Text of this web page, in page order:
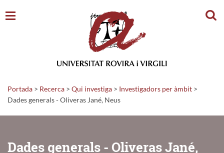
Portada > Recerca > Qui investiga > Investigadors per àmbit >
Dades generals - Oliveras Jané, Neus
Dades generals - Oliveras Jané,